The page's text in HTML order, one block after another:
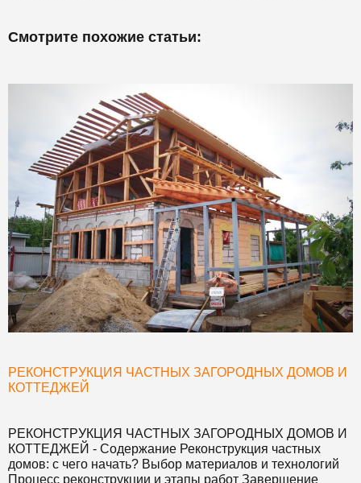
Смотрите похожие статьи:
РЕКОНСТРУКЦИЯ ЧАСТНЫХ ЗАГОРОДНЫХ ДОМОВ И
КОТТЕДЖЕЙ
РЕКОНСТРУКЦИЯ ЧАСТНЫХ ЗАГОРОДНЫХ ДОМОВ И
КОТТЕДЖЕЙ - Содержание Реконструкция частных
домов: с чего начать? Выбор материалов и технологий
Процесс реконструкции и этапы работ Завершение